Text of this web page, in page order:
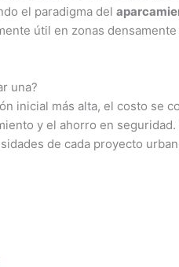
el paradigma del
útil en zonas
una?
inicial más alta, el costo se
y el ahorro en
de cada proyecto